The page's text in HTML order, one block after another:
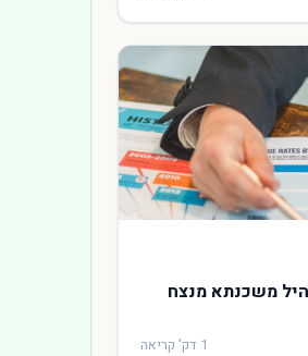
משכנתא מנצח
1 דק' קריאה